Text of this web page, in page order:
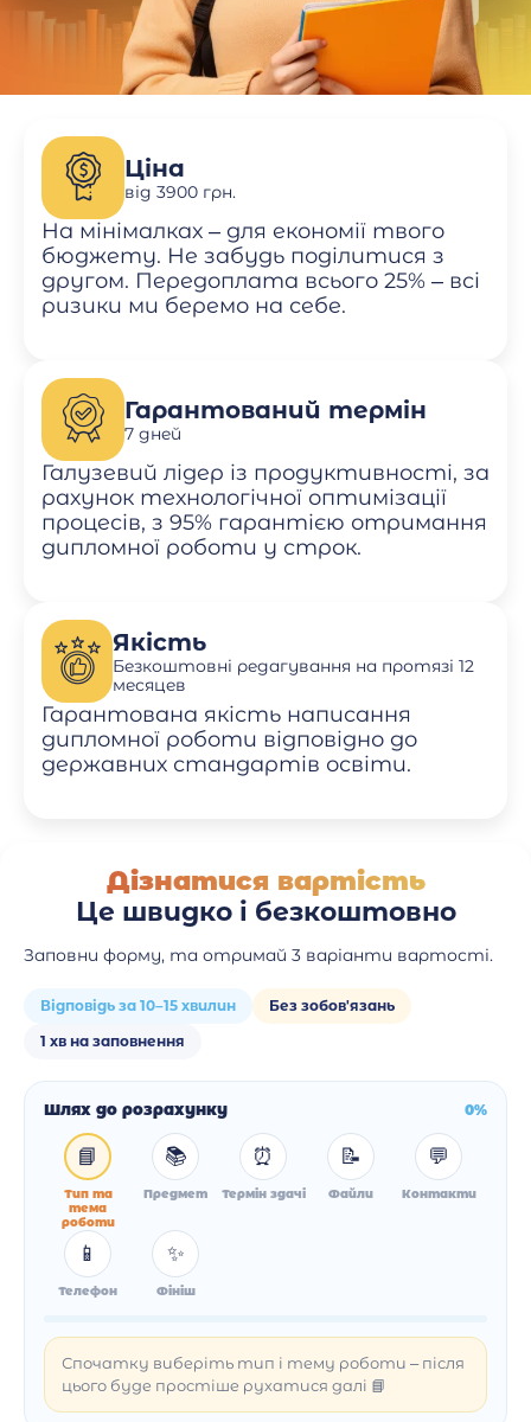
Ціна
від 3900 грн.
На мінімалках – для економії твого
бюджету. Не забудь поділитися з
другом. Передоплата всього 25% – всі
ризики ми беремо на себе.
Гарантований термін
7 дней
Галузевий лідер із продуктивності, за
рахунок технологічної оптимізації
процесів, з 95% гарантією отримання
дипломної роботи у строк.
Якість
Безкоштовні редагування на протязі 12
месяцев
Гарантована якість написання
дипломної роботи відповідно до
державних стандартів освіти.
Дізнатися вартість
Це швидко і безкоштовно
Заповни форму, та отримай 3 варіанти вартості.
Відповідь за 10–15 хвилин
Без зобов'язань
1 хв на заповнення
Шлях до розрахунку 0%
📘
Тип та
тема
роботи
📚
Предмет
⏰
Термін здачі
📝
Файли
💬
Контакти
📱
Телефон
✨
Фініш
Спочатку виберіть тип і тему роботи – після
цього буде простіше рухатися далі 📘